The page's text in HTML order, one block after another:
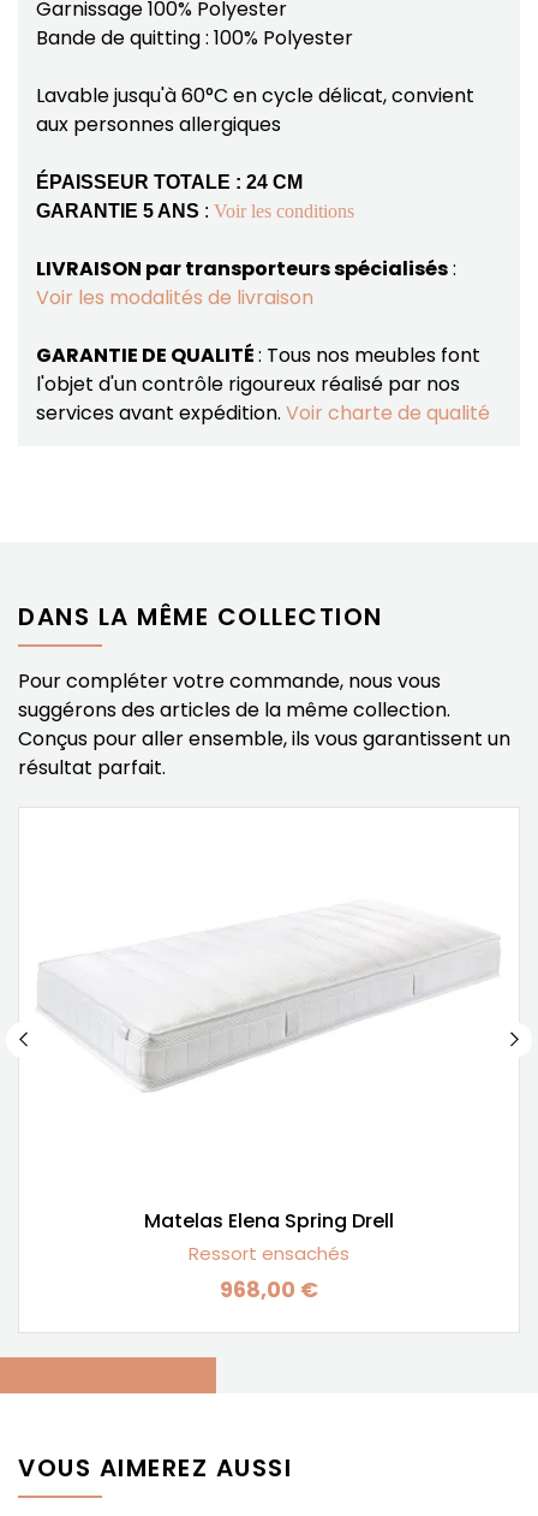
Garnissage 100% Polyester
Bande de quitting : 100% Polyester
Lavable jusqu'à 60°C en cycle délicat, convient
aux personnes allergiques
ÉPAISSEUR TOTALE : 24 CM
GARANTIE 5 ANS : Voir les conditions
LIVRAISON par transporteurs spécialisés:
Voir les modalités de livraison
GARANTIE DE QUALITÉ: Tous nos meubles font
l'objet d'un contrôle rigoureux réalisé par nos
services avant expédition. Voir charte de qualité
DANS LA MÊME COLLECTION
Pour compléter votre commande, nous vous
suggérons des articles de la même collection.
Conçus pour aller ensemble, ils vous garantissent un
résultat parfait.
Matelas Elena Spring Drell
Ressort ensachés
Prix
968,00 €
VOUS AIMEREZ AUSSI